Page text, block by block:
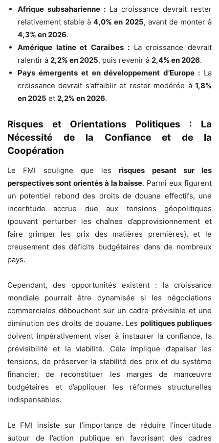
Afrique subsaharienne : La croissance devrait rester
relativement stable à4,0% en 2025, avant de monter à
4,3% en 2026.
Amérique latine et Caraïbes :La croissance devrait
ralentir à 2,2% en 2025, puis revenir à 2,4% en 2026.
Pays émergents et en développement d’Europe : La
croissance devrait s’affaiblir et rester modérée à 1,8%
en 2025 et 2,2% en 2026.
Risques et Orientations Politiques : La
Nécessité de la Confiance et de la
Coopération
Le FMI souligne que lesrisques pesant sur les
perspectives sont orientés à la baisse. Parmi eux figurent
un potentiel rebond des droits de douane effectifs, une
incertitude accrue due aux tensions géopolitiques
(pouvant perturber les chaînes d’approvisionnement et
faire grimper les prix des matières premières), et le
creusement des déficits budgétaires dans de nombreux
pays.
Cependant, des opportunités existent : la croissance
mondiale pourrait être dynamisée si les négociations
commerciales débouchent sur un cadre prévisible et une
diminution des droits de douane. Les politiques publiques
doivent impérativement viser à instaurer la confiance, la
prévisibilité et la viabilité. Cela implique d’apaiser les
tensions, de préserver la stabilité des prix et du système
financier, de reconstituer les marges de manœuvre
budgétaires et d’appliquer les réformes structurelles
indispensables.
Le FMI insiste sur l’importance de réduire l’incertitude
autour de l’action publique en favorisant des cadres